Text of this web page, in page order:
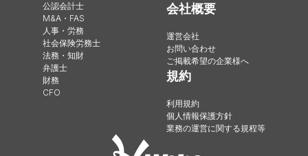
公認会計士
M&A・FAS
人事・労務
社会保険労務士
法務・知財
弁護士
財務
CFO
会社概要
運営会社
お問い合わせ
ご掲載希望の企業様へ
規約
利用規約
個人情報保護方針
業務の運営に関する規程等